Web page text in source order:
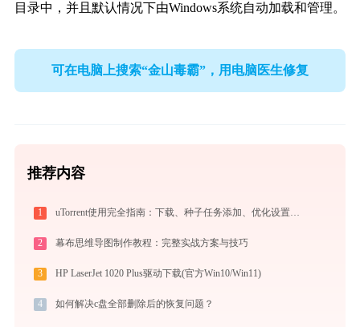
目录中，并且默认情况下由Windows系统自动加载和管理。
可在电脑上搜索“金山毒霸”，用电脑医生修复
推荐内容
1 uTorrent使用完全指南：下载、种子任务添加、优化设置与BT客户端对比
2 幕布思维导图制作教程：完整实战方案与技巧
3 HP LaserJet 1020 Plus驱动下载(官方Win10/Win11)
4 如何解决c盘全部删除后的恢复问题？